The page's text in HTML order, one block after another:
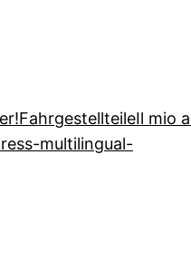
FahrgestellteileIl mio
multilingual-